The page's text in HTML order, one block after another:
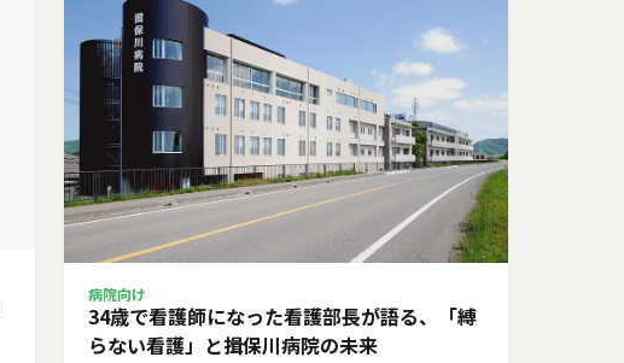
病院向け
34歳で看護師になった看護部長が語る、「縛
らない看護」と揖保川病院の未来